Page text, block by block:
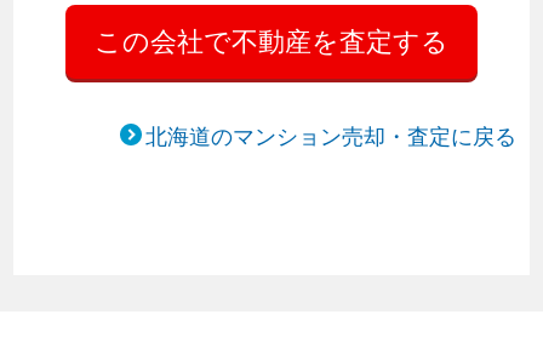
北海道のマンション売却・査定に戻る